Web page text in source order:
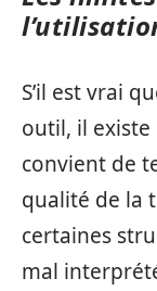
S’il est vrai
outil, il
convient de
qualité de la
certaines
mal